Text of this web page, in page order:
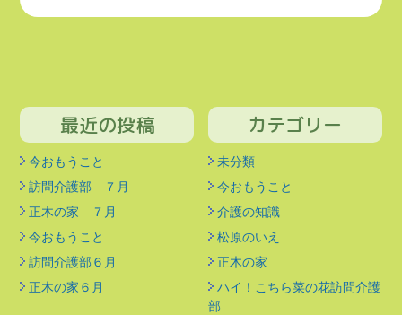
の
送
最近の投稿
今おもうこと
訪問介護部 ７月
正木の家 ７月
今おもうこと
訪問介護部６月
正木の家６月
カテゴリー
未分類
今おもうこと
介護の知識
松原のいえ
正木の家
ハイ！こちら菜の花訪問介護
部